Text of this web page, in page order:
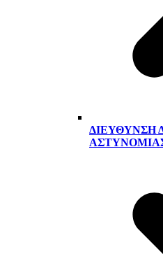
ΔΙΕΎΘΥΝΣΗ